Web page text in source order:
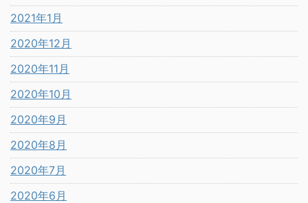
2021年1月
2020年12月
2020年11月
2020年10月
2020年9月
2020年8月
2020年7月
2020年6月